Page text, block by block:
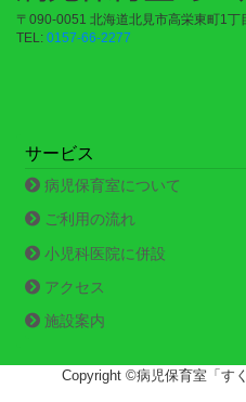
〒090-0051 北海道北見市高栄東町1丁
TEL: 0157-66-2277
サービス
病児保育室について
ご利用の流れ
小児科医院に併設
アクセス
施設案内
Copyright ©病児保育室「す